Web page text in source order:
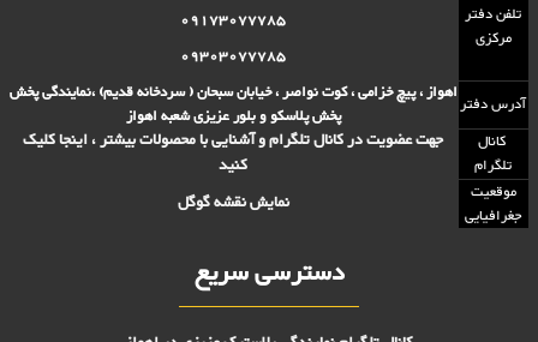
تلفن دفتر
مرکزی
09173077785
09303077785
آدرس دفتراهواز ، پیچ خزامی ، کوت نواصر ، خیابان سبحان ( سردخانه قدیم) ،نمایندگی پخش
پخش پلاسکو و بلور عزیزی شعبه اهواز
کانال
تلگرام
جهت عضویت در کانال تلگرام و آشنایی با محصولات بیشتر ، اینجا کلیک
کنید
موقعیت
جغرافیایی
نمایش نقشه گوگل
دسترسی سریع